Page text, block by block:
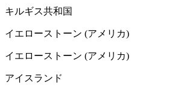
キルギス共和国
イエローストーン (アメリカ)
イエローストーン (アメリカ)
アイスランド